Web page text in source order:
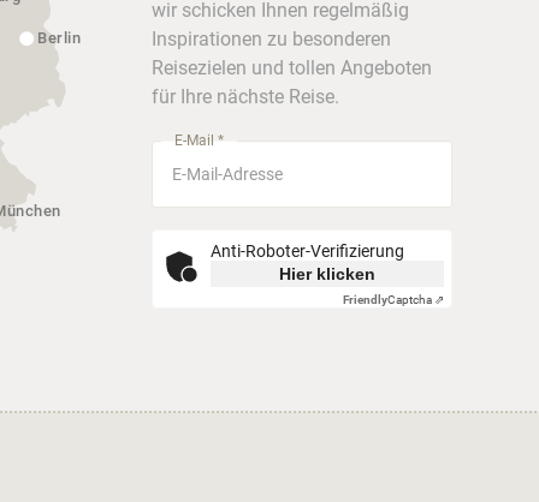
Berlin
wir schicken Ihnen regelmäßig
Inspirationen zu besonderen
Reisezielen und tollen Angeboten
für Ihre nächste Reise.
E-Mail *
Anti-Roboter-Verifizierung
Hier klicken
FriendlyCaptcha ⇗